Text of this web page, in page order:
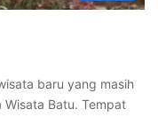
baru yang masih
Batu. Tempat